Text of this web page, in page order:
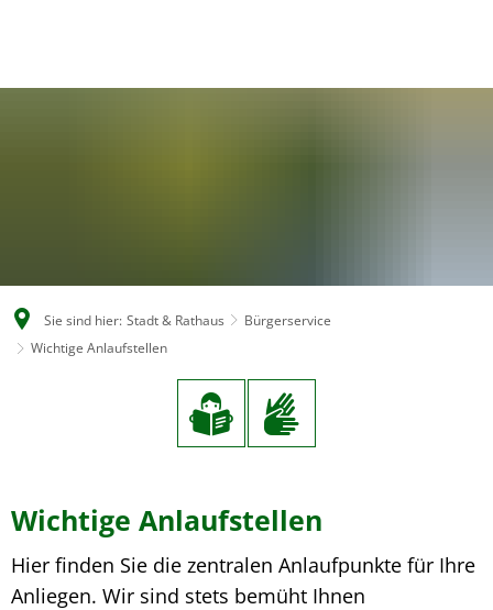
CS
Sie sind hier: Stadt & Rathaus
Bürgerservice
Wichtige Anlaufstellen
Wichtige Anlaufstellen
Hier finden Sie die zentralen Anlaufpunkte für Ihre
Anliegen. Wir sind stets bemüht Ihnen